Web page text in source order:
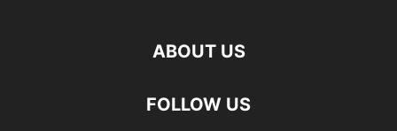
ABOUT US
FOLLOW US